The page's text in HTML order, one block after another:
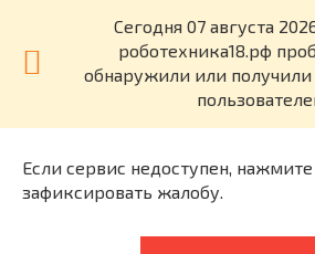
Cегодня 07 августа
роботехника18.рф
обнаружили или
Если сервис недоступен,
зафиксировать жалобу.